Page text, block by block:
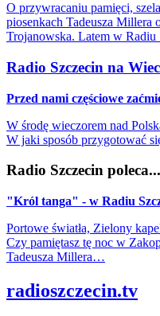
O przywracaniu pamięci,
piosenkach Tadeusza Millera
Trojanowska. Latem w
Radio Szczecin na
Przed nami częściowe
W środę wieczorem nad
W jaki sposób przygotować
Radio Szczecin poleca...
"Król tanga" - w Radiu
Portowe światła, Zielony
Czy pamiętasz tę noc w
Tadeusza Millera…
radioszczecin.tv